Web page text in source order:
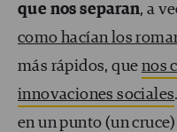
que nos separan, a
como hacían los
más rápidos, que nos
innovaciones sociales
en un punto (un